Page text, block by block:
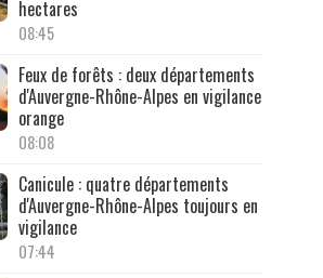
hectares
08:45
Feux de forêts : deux départements
d'Auvergne-Rhône-Alpes en vigilance
orange
08:08
Canicule : quatre départements
d'Auvergne-Rhône-Alpes toujours en
vigilance
07:44